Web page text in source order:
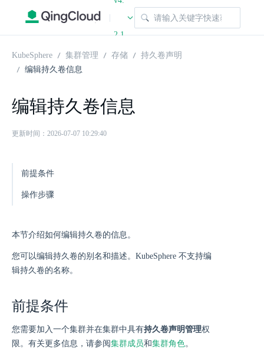
|
2.1
KubeSphere 集群管理 存储
持久卷声明
编辑持久卷信息
编辑持久卷信息
更新时间：2026-07-07 10:29:40
前提条件
操作步骤
本节介绍如何编辑持久卷的信息。
您可以编辑持久卷的别名和描述。KubeSphere 不支持编
辑持久卷的名称。
前提条件
您需要加入一个集群并在集群中具有持久卷声明管理权
限。有关更多信息，请参阅集群成员和集群角色。